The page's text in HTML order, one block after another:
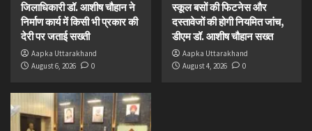
जिलाधिकारी डॉ. आशीष चौहान ने
निर्माण कार्य में किसी भी प्रकार की
देरी पर जताई सख्ती
Aapka Uttarakhand
August 6, 2026
0
स्कूल बसों की फिटनेस और
दस्तावेजों की होगी नियमित जांच,
डीएम डॉ. आशीष चौहान सख्त
Aapka Uttarakhand
August 4, 2026
0